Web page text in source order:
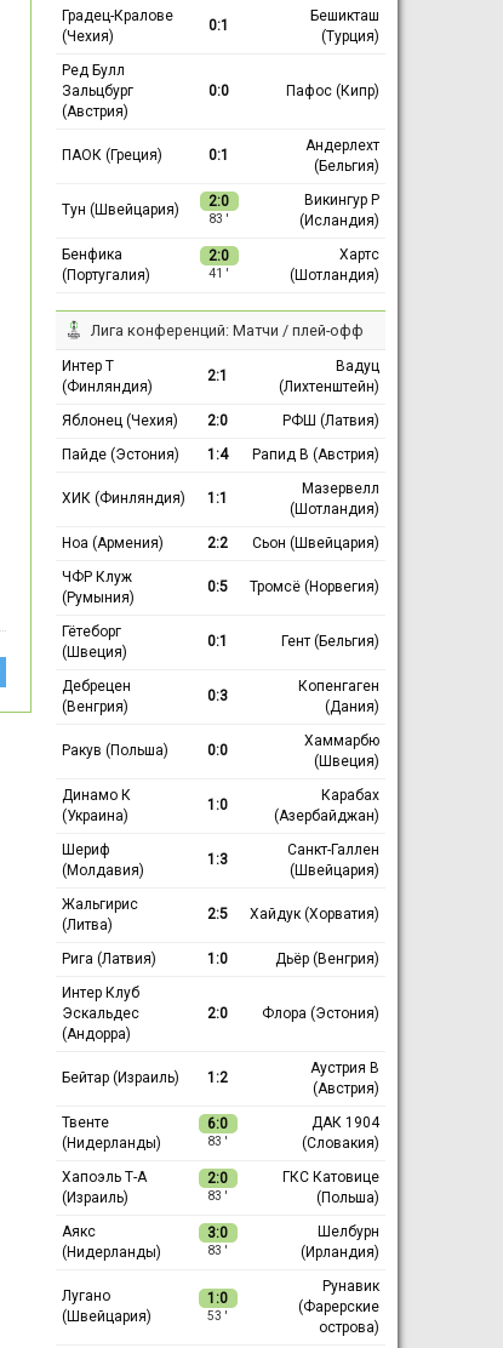
Градец-Кралове
(Чехия)
0:1
Бешикташ
(Турция)
Ред Булл
Зальцбург
(Австрия)
0:0 Пафос (Кипр)
ПАОК (Греция) 0:1
Андерлехт
(Бельгия)
Тун (Швейцария) 2:0
83 ′
Викингур Р
(Исландия)
Бенфика
(Португалия)
2:0
41 ′
Хартс
(Шотландия)
Лига конференций: Матчи / плей-офф
Интер Т
(Финляндия)
2:1
Вадуц
(Лихтенштейн)
Яблонец (Чехия)
2:0
РФШ (Латвия)
Пайде (Эстония)
1:4 Рапид В (Австрия)
ХИК (Финляндия) 1:1
Мазервелл
(Шотландия)
Ноа (Армения)
2:2
Сьон (Швейцария)
ЧФР Клуж
(Румыния)
0:5 Тромсё (Норвегия)
Гётеборг
(Швеция)
0:1 Гент (Бельгия)
Дебрецен
(Венгрия)
0:3
Копенгаген
(Дания)
Ракув (Польша) 0:0
Хаммарбю
(Швеция)
Динамо К
(Украина)
1:0
Карабах
(Азербайджан)
Шериф
(Молдавия)
1:3
Санкт-Галлен
(Швейцария)
Жальгирис
(Литва)
2:5 Хайдук (Хорватия)
Рига (Латвия) 1:0
Дьёр (Венгрия)
Интер Клуб
Эскальдес
(Андорра)
2:0 Флора (Эстония)
Бейтар (Израиль) 1:2
Аустрия В
(Австрия)
Твенте
(Нидерланды)
6:0
83 ′
ДАК 1904
(Словакия)
Хапоэль Т-А
(Израиль)
2:0
83 ′
ГКС Катовице
(Польша)
Аякс
(Нидерланды)
3:0
83 ′
Шелбурн
(Ирландия)
Лугано
(Швейцария)
1:0
53 ′
Рунавик
(Фарерские
острова)